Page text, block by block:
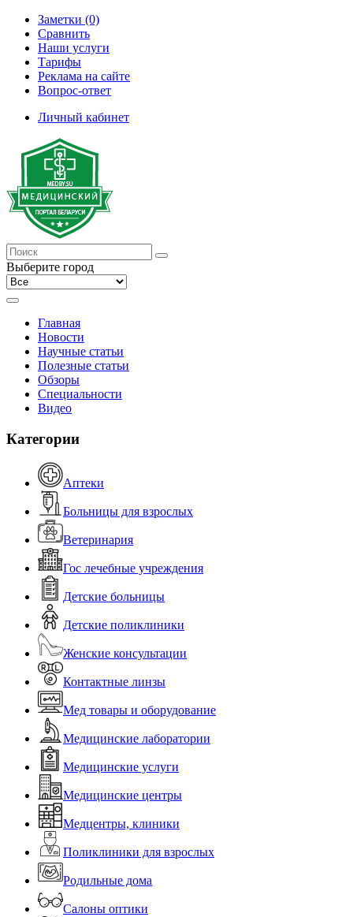
Заметки (0)
Сравнить
Наши услуги
Тарифы
Реклама на сайте
Вопрос-ответ
Личный кабинет
Выберите город
Главная
Новости
Научные статьи
Полезные статьи
Обзоры
Специальности
Видео
Категории
Аптеки
Больницы для взрослых
Ветеринария
Гос лечебные учреждения
Детские больницы
Детские поликлиники
Женские консультации
Контактные линзы
Мед товары и оборудование
Медицинские лаборатории
Медицинские услуги
Медицинские центры
Медцентры, клиники
Поликлиники для взрослых
Родильные дома
Салоны оптики